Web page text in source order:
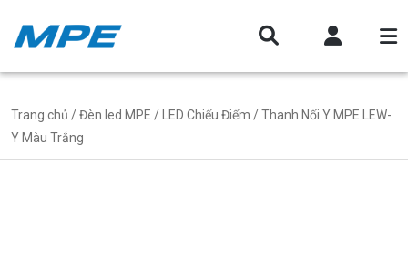
Trang chủ /Đèn led MPE / LED Chiếu Điểm / Thanh Nối Y MPE LEW-
Y Màu Trắng